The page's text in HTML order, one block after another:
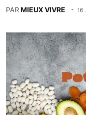
PARMIEUX VIVRE 16